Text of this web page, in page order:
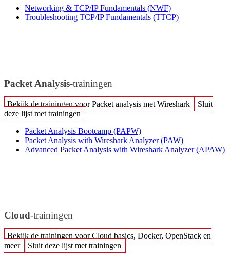
Networking & TCP/IP Fundamentals (NWF)
Troubleshooting TCP/IP Fundamentals (TTCP)
Packet Analysis-trainingen
Bekijk de trainingen voor Packet analysis met Wireshark
Sluit
deze lijst met trainingen
Packet Analysis Bootcamp (PAPW)
Packet Analysis with Wireshark Analyzer(PAW)
Advanced Packet Analysis with Wireshark Analyzer(APAW)
Cloud-trainingen
Bekijk de trainingen voor Cloud basics, Docker, OpenStack en
meer
Sluit deze lijst met trainingen